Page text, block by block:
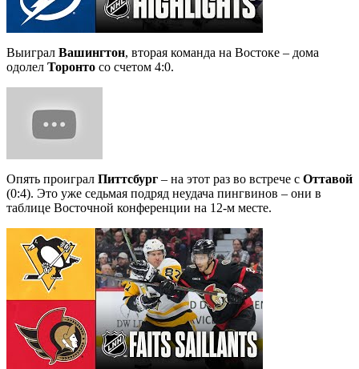
Выиграл Вашингтон, вторая команда на Востоке – дома
одолел Торонто со счетом 4:0.
Опять проиграл Питтсбург – на этот раз во встрече с Оттавой
(0:4). Это уже седьмая подряд неудача пингвинов – они в
таблице Восточной конференции на 12-м месте.